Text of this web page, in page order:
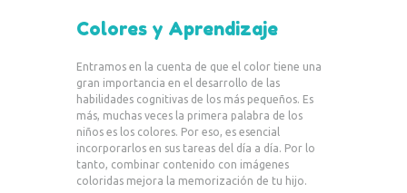
Colores y Aprendizaje
Entramos en la cuenta de que el color tiene una
gran importancia en el desarrollo de las
habilidades cognitivas de los más pequeños. Es
más, muchas veces la primera palabra de los
niños es los colores. Por eso, es esencial
incorporarlos en sus tareas del día a día. Por lo
tanto, combinar contenido con imágenes
coloridas mejora la memorización de tu hijo.